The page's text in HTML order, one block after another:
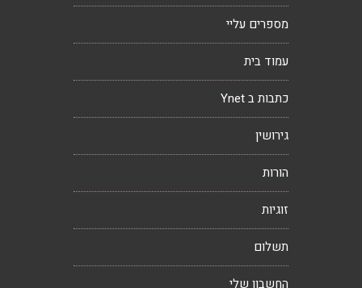
מספרים עליי
עמוד בית
כתבות ב Ynet
גירושין
הורות
זוגיות
תשלום
החשבון שלי